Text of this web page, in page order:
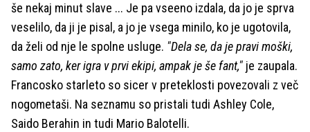
še nekaj minut slave ... Je pa vseeno izdala, da jo je sprva
veselilo, da ji je pisal, a jo je vsega minilo, ko je ugotovila,
da želi od nje le spolne usluge. "Dela se, da je pravi moški,
samo zato, ker igra v prvi ekipi, ampak je še fant," je zaupala.
Francosko starleto so sicer v preteklosti povezovali z več
nogometaši. Na seznamu so pristali tudi Ashley Cole,
Saido Berahin in tudi Mario Balotelli.